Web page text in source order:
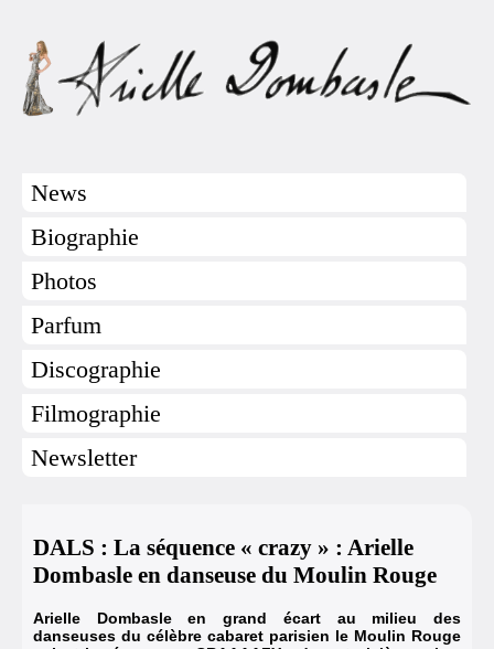
News
Biographie
Photos
Parfum
Discographie
Filmographie
Newsletter
DALS : La séquence « crazy » : Arielle
Dombasle en danseuse du Moulin Rouge
Arielle Dombasle en grand écart au milieu des
danseuses du célèbre cabaret parisien le Moulin Rouge